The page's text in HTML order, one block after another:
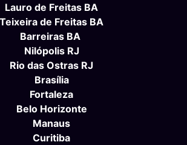
Lauro de Freitas BA
Teixeira de Freitas BA
Barreiras BA
Nilópolis RJ
Rio das Ostras RJ
Brasília
Fortaleza
Belo Horizonte
Manaus
Curitiba